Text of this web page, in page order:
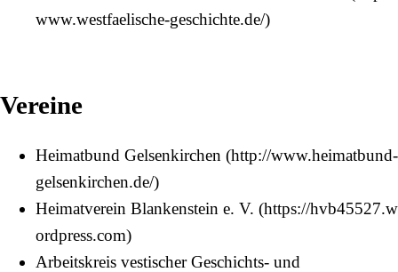
Vereine
Heimatbund Gelsenkirchen
Heimatverein Blankenstein e. V.
Arbeitskreis vestischer Geschichts- und